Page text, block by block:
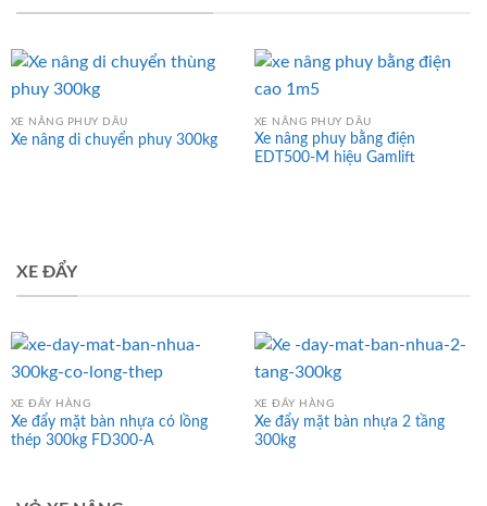
XE NÂNG PHUY DẦU
Xe nâng di chuyển phuy 300kg
XE NÂNG PHUY DẦU
Xe nâng phuy bằng điện
EDT500-M hiệu Gamlift
XE ĐẨY
XE ĐẨY HÀNG
Xe đẩy mặt bàn nhựa có lồng
thép 300kg FD300-A
XE ĐẨY HÀNG
Xe đẩy mặt bàn nhựa 2 tầng
300kg